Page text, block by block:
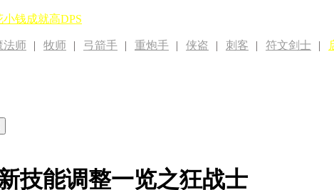
小钱成就高DPS
法师 | 牧师 | 弓箭手 | 重炮手 | 侠盗 | 刺客 | 符文剑士 |
技能调整一览之狂战士